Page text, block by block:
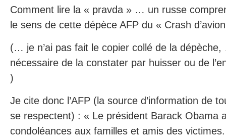
Comment lire la « pravda » … un russe
le sens de cette dépèce AFP du « Crash
(… je n’ai pas fait le copier collé de la
nécessaire de la constater par huisser ou de
)
Je cite donc l’AFP (la source d’information de
se respectent) : « Le président Barack Obama
condoléances aux familles et amis des